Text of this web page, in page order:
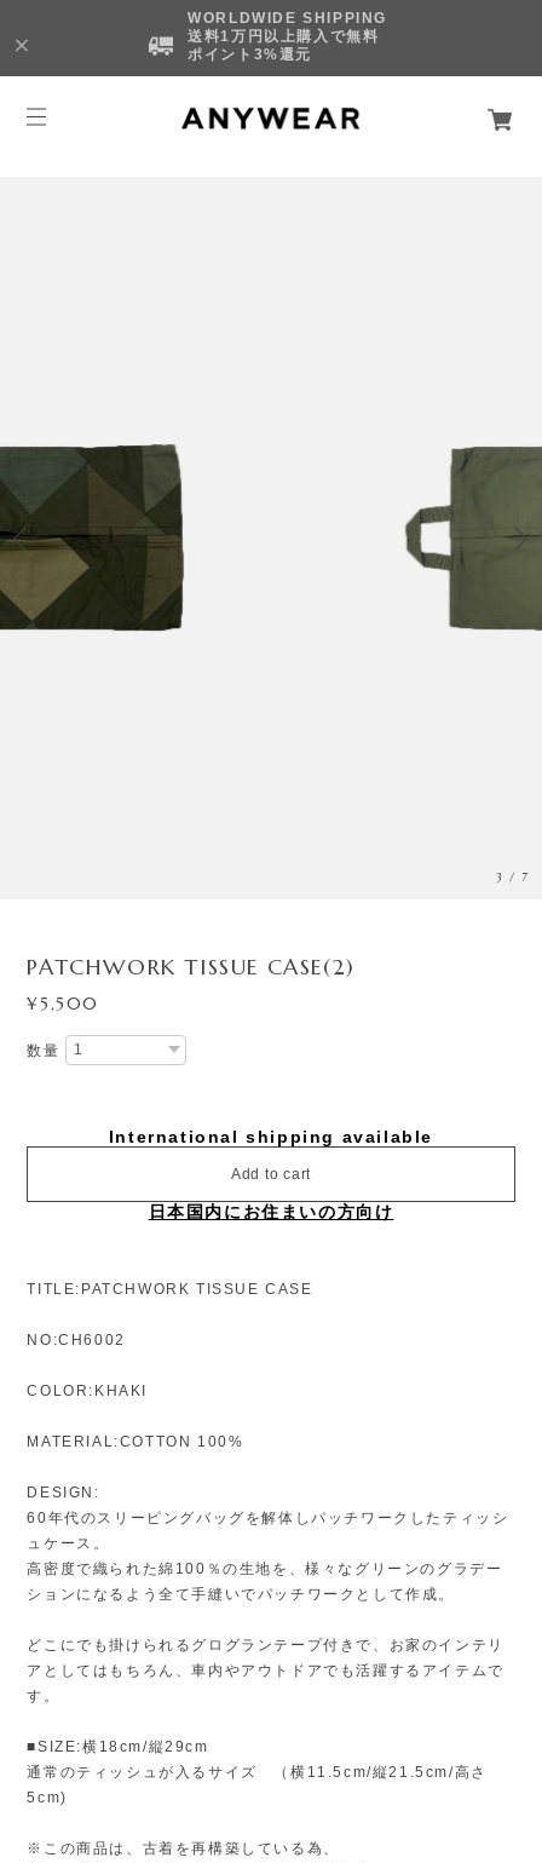
WORLDWIDE SHIPPING
送料1万円以上購入で無料
ポイント3%還元
3 / 7
PATCHWORK TISSUE CASE(2)
¥5,500
数量
International shipping available
Add to cart
日本国内にお住まいの方向け
TITLE:PATCHWORK TISSUE CASE
NO:CH6002
COLOR:KHAKI
MATERIAL:COTTON 100%
DESIGN:
60年代のスリーピングバッグを解体しパッチワークしたティッシ
ュケース。
高密度で織られた綿100％の生地を、様々なグリーンのグラデー
ションになるよう全て手縫いでパッチワークとして作成。
どこにでも掛けられるグログランテープ付きで、お家のインテリ
アとしてはもちろん、車内やアウトドアでも活躍するアイテムで
す。
■SIZE:横18cm/縦29cm
通常のティッシュが入るサイズ （横11.5cm/縦21.5cm/高さ
5cm)
※この商品は、古着を再構築している為、